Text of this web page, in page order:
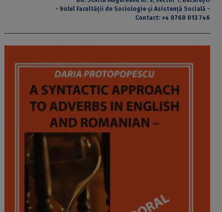
- holul Facultății de Sociologie și Asistență Socială -
Contact: +4 0760 013 746